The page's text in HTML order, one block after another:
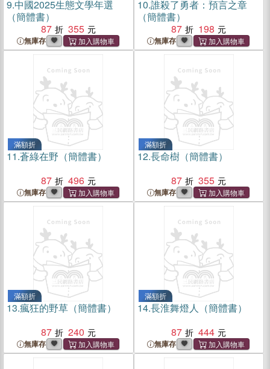
9.中國2025生態文學年選
（簡體書）
87
355
無庫存
10.誰殺了勇者：預言之章
（簡體書）
87
198
無庫存
滿額折
11.蒼綠在野（簡體書）
87
496
無庫存
滿額折
12.長命樹（簡體書）
87
355
無庫存
滿額折
13.瘋狂的野草（簡體書）
87
240
無庫存
滿額折
14.長淮舞燈人（簡體書）
87
444
無庫存